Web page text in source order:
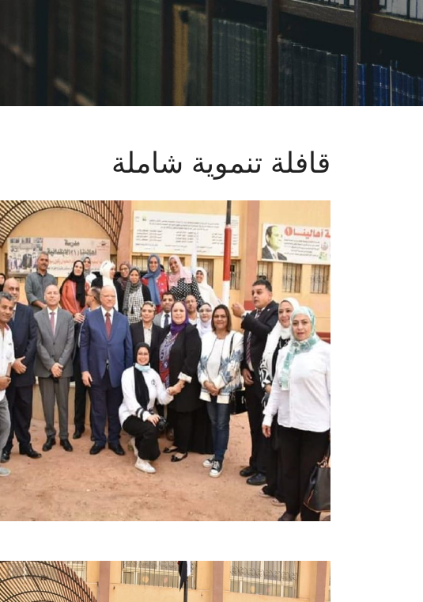
قافلة تنموية شاملة